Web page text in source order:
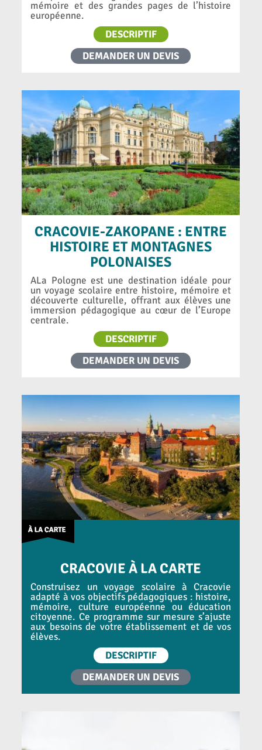
mémoire et des grandes pages de l’histoire
européenne.
DESCRIPTIF
DEMANDER UN DEVIS
CRACOVIE-ZAKOPANE : ENTRE
HISTOIRE ET MONTAGNES
POLONAISES
ALa Pologne est une destination idéale pour
un voyage scolaire entre histoire, mémoire et
découverte culturelle, offrant aux élèves une
immersion pédagogique au cœur de l’Europe
centrale.
DESCRIPTIF
DEMANDER UN DEVIS
CRACOVIE À LA CARTE
Construisez un voyage scolaire à Cracovie
adapté à vos objectifs pédagogiques : histoire,
mémoire, culture européenne ou éducation
citoyenne. Ce programme sur mesure s’ajuste
aux besoins de votre établissement et de vos
élèves.
DESCRIPTIF
DEMANDER UN DEVIS